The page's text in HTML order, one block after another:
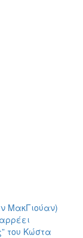
ΜακΓιούαν)
του Κώστα